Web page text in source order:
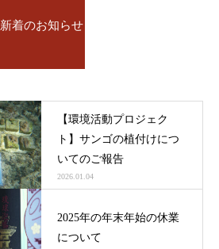
新着のお知らせ
【環境活動プロジェク
ト】サンゴの植付けにつ
いてのご報告
2026.01.04
2025年の年末年始の休業
について